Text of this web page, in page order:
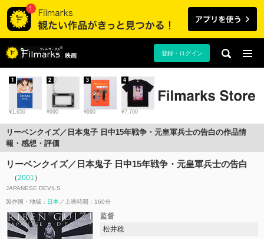
映画 登録・ログイン
¥1,650
1
¥990
2
¥990
3
¥7,700
4
リーベンクイズ／日本鬼子 日中15年戦争・元皇軍兵士の告白の作品情
報・感想・評価
リーベンクイズ／日本鬼子 日中15年戦争・元皇軍兵士の告白
（2001 ）
JAPANESE DEVILS
製作国・地域： 日本 上映時間：160分
監督
松井稔